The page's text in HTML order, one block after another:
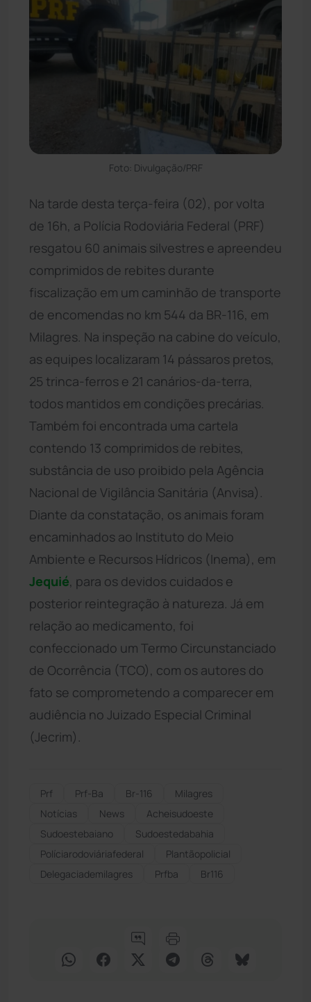
Foto: Divulgação/PRF
Na tarde desta terça-feira (02), por volta
de 16h, a Polícia Rodoviária Federal (PRF)
resgatou 60 animais silvestres e apreendeu
comprimidos de rebites durante
fiscalização em um caminhão de transporte
de encomendas no km 544 da BR-116, em
Milagres. Na inspeção na cabine do veículo,
as equipes localizaram 14 pássaros pretos,
25 trinca-ferros e 21 canários-da-terra,
todos mantidos em condições precárias.
Também foi encontrada uma cartela
contendo 13 comprimidos de rebites,
substância de uso proibido pela Agência
Nacional de Vigilância Sanitária (Anvisa).
Diante da constatação, os animais foram
encaminhados ao Instituto do Meio
Ambiente e Recursos Hídricos (Inema), em
Jequié, para os devidos cuidados e
posterior reintegração à natureza. Já em
relação ao medicamento, foi
confeccionado um Termo Circunstanciado
de Ocorrência (TCO), com os autores do
fato se comprometendo a comparecer em
audiência no Juizado Especial Criminal
(Jecrim).
Prf Prf-Ba Br-116
Milagres
Notícias
News
Acheisudoeste
Sudoestebaiano
Sudoestedabahia
Políciarodoviáriafederal
Plantãopolicial
Delegaciademilagres
Prfba Br116